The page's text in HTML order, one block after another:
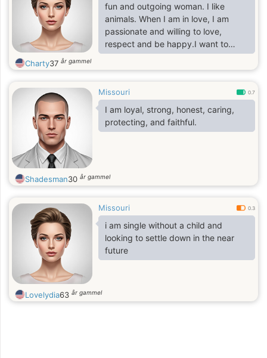
fun and outgoing woman. I like
animals. When I am in love, I am
passionate and willing to love,
respect and be happy.I want to
meet a kind, passionate,
affectionate, thoughtful, protective,
desire to love and be loved. He also
is looking for a serious and long-
term relationship.
Charty37 år gammel
Missouri 0.7
I am loyal, strong, honest, caring,
protecting, and faithful.
Shadesman30 år gammel
Missouri 0.3
i am single without a child and
looking to settle down in the near
future
Lovelydia63 år gammel